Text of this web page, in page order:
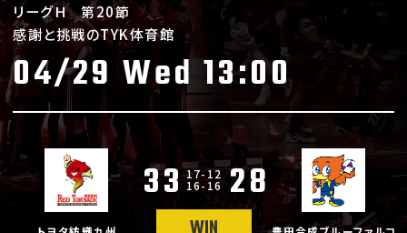
リーグＨ
第20節
感謝と挑戦のTYK体育館
04/29 Wed 13:00
33 28
17-12
16-16